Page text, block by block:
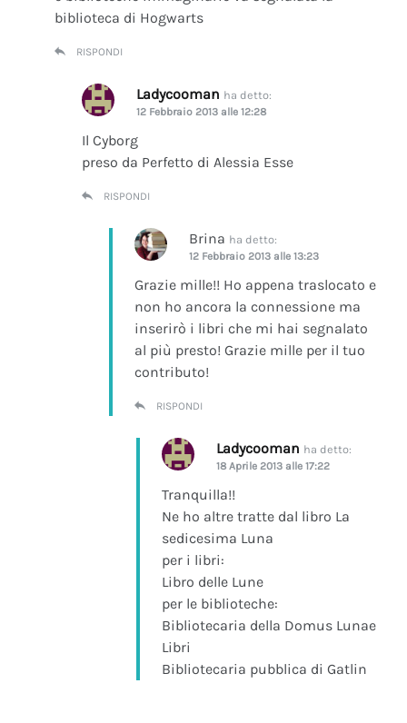
biblioteca di Hogwarts
RISPONDI
Ladycooman ha detto:
12 Febbraio 2013 alle 12:28
Il Cyborg
preso da Perfetto di Alessia Esse
RISPONDI
Brina ha detto:
12 Febbraio 2013 alle 13:23
Grazie mille!! Ho appena traslocato e
non ho ancora la connessione ma
inserirò i libri che mi hai segnalato
al più presto! Grazie mille per il tuo
contributo!
RISPONDI
Ladycooman ha detto:
18 Aprile 2013 alle 17:22
Tranquilla!!
Ne ho altre tratte dal libro La
sedicesima Luna
per i libri:
Libro delle Lune
per le biblioteche:
Bibliotecaria della Domus Lunae
Libri
Bibliotecaria pubblica di Gatlin